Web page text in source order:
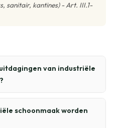
sanitair, kantines) - Art. III.1-
van industriële
schoonmaak worden